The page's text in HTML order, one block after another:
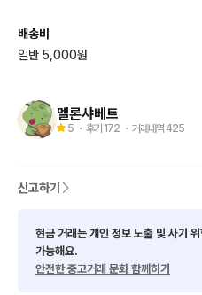
상점소개 읽어주세요
배송비
일반 5,000원
멜론샤베트
5 ・ 후기 172 ・ 거래내역 425
신고하기
현금 거래는 개인 정보 노출 및 사기
가능해요.
안전한 중고거래 문화 함께하기